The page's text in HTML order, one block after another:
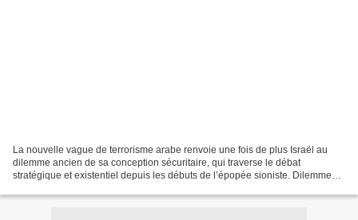
La nouvelle vague de terrorisme arabe renvoie une fois de plus Israël au
dilemme ancien de sa conception sécuritaire, qui traverse le débat
stratégique et existentiel depuis les débuts de l’épopée sioniste. Dilemme